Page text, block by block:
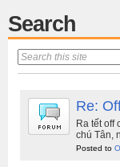
Search
Re:
Ra tết off
chú Tân,
Posted to